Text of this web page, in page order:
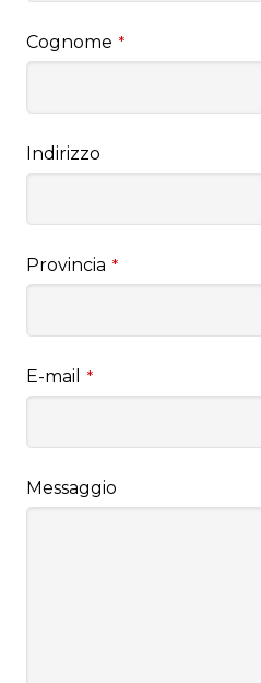
Cognome *
Indirizzo
Provincia *
E-mail *
Messaggio